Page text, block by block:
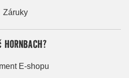
Záruky
E-shopu